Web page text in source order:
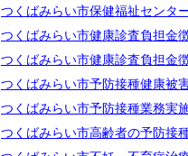
つくばみらい市保健福祉センタ
つくばみらい市健康診査負担金
つくばみらい市健康診査負担金
つくばみらい市予防接種健康被
つくばみらい市予防接種業務実
つくばみらい市高齢者の予防接